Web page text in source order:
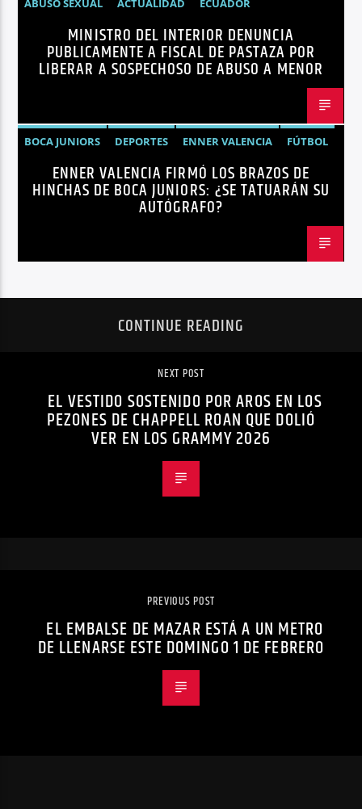
ABUSO SEXUAL ACTUALIDAD
ECUADOR
JOHN REIMBERG
MINISTRO DEL INTERIOR
NOTICIAS
SEGURIDAD
MINISTRO DEL INTERIOR DENUNCIA
PUBLICAMENTE A FISCAL DE PASTAZA POR
LIBERAR A SOSPECHOSO DE ABUSO A MENOR
BOCA JUNIORS DEPORTES ENNER VALENCIA
FÚTBOL
NOTICIASENNER VALENCIA FIRMÓ LOS BRAZOS DE
HINCHAS DE BOCA JUNIORS: ¿SE TATUARÁN SU
AUTÓGRAFO?
CONTINUE READING
NEXT POST
EL VESTIDO SOSTENIDO POR AROS EN LOS
PEZONES DE CHAPPELL ROAN QUE DOLIÓ
VER EN LOS GRAMMY 2026
PREVIOUS POST
EL EMBALSE DE MAZAR ESTÁ A UN METRO
DE LLENARSE ESTE DOMINGO 1 DE FEBRERO